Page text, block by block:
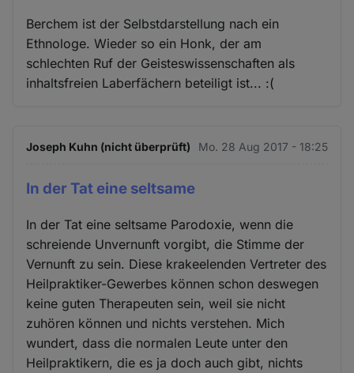
Berchem ist der Selbstdarstellung nach ein
Ethnologe. Wieder so ein Honk, der am
schlechten Ruf der Geisteswissenschaften als
inhaltsfreien Laberfächern beteiligt ist... :(
Joseph Kuhn (nicht überprüft) Mo. 28 Aug 2017 - 18:25
In der Tat eine seltsame
In der Tat eine seltsame Parodoxie, wenn die
schreiende Unvernunft vorgibt, die Stimme der
Vernunft zu sein. Diese krakeelenden Vertreter des
Heilpraktiker-Gewerbes können schon deswegen
keine guten Therapeuten sein, weil sie nicht
zuhören können und nichts verstehen. Mich
wundert, dass die normalen Leute unter den
Heilpraktikern, die es ja doch auch gibt, nichts